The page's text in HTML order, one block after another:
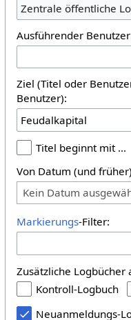
Zentrale öffentliche
Ausführender
Ziel (Titel oder
Benutzer):
Titel beginnt mit …
Von Datum (und
Kein Datum
Markierungs-Filter:
Zusätzliche Logbücher
Kontroll-Logbuch
Neuanmeldungs-